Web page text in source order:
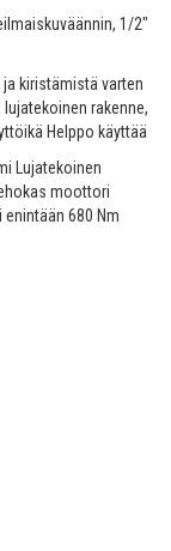
1/2"
kiristämistä varten
rakenne,
Helppo käyttää
Lujatekoinen
moottori
680 Nm